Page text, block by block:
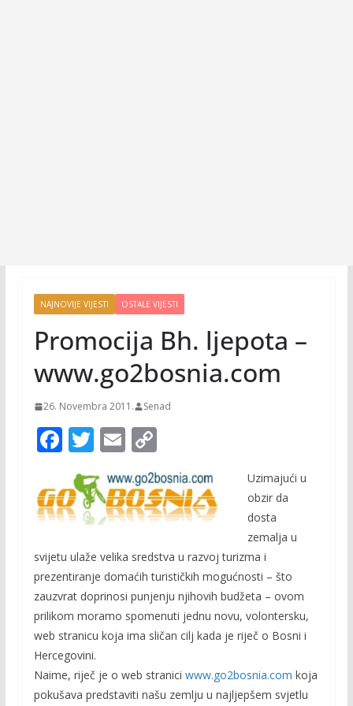
NAJNOVIJE VIJESTI OSTALE VIJESTI
Promocija Bh. ljepota –
www.go2bosnia.com
26. Novembra 2011. Senad
F
ac
e
b
o
k
T
itt
er
E
m
ai
l
C
p
y
n
k
Uzimajući u
obzir da
dosta
zemalja u
svijetu ulaže velika sredstva u razvoj turizma i
prezentiranje domaćih turističkih mogućnosti – što
zauzvrat doprinosi punjenju njihovih budžeta – ovom
prilikom moramo spomenuti jednu novu, volontersku,
web stranicu koja ima sličan cilj kada je riječ o Bosni i
Hercegovini.
Naime, riječ je o web stranici www.go2bosnia.com koja
pokušava predstaviti našu zemlju u najljepšem svjetlu